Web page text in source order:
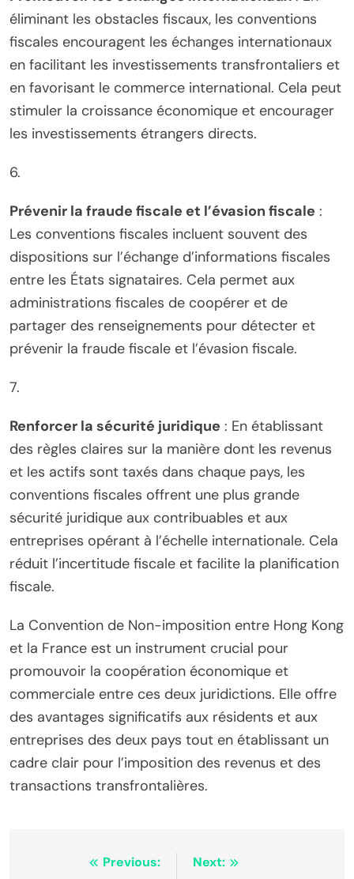
éliminant les obstacles fiscaux, les conventions
fiscales encouragent les échanges internationaux
en facilitant les investissements transfrontaliers et
en favorisant le commerce international. Cela peut
stimuler la croissance économique et encourager
les investissements étrangers directs.
6.
Prévenir la fraude fiscale et l’évasion fiscale :
Les conventions fiscales incluent souvent des
dispositions sur l’échange d’informations fiscales
entre les États signataires. Cela permet aux
administrations fiscales de coopérer et de
partager des renseignements pour détecter et
prévenir la fraude fiscale et l’évasion fiscale.
7.
Renforcer la sécurité juridique : En établissant
des règles claires sur la manière dont les revenus
et les actifs sont taxés dans chaque pays, les
conventions fiscales offrent une plus grande
sécurité juridique aux contribuables et aux
entreprises opérant à l’échelle internationale. Cela
réduit l’incertitude fiscale et facilite la planification
fiscale.
La Convention de Non-imposition entre Hong Kong
et la France est un instrument crucial pour
promouvoir la coopération économique et
commerciale entre ces deux juridictions. Elle offre
des avantages significatifs aux résidents et aux
entreprises des deux pays tout en établissant un
cadre clair pour l’imposition des revenus et des
transactions transfrontalières.
Previous:
Next: